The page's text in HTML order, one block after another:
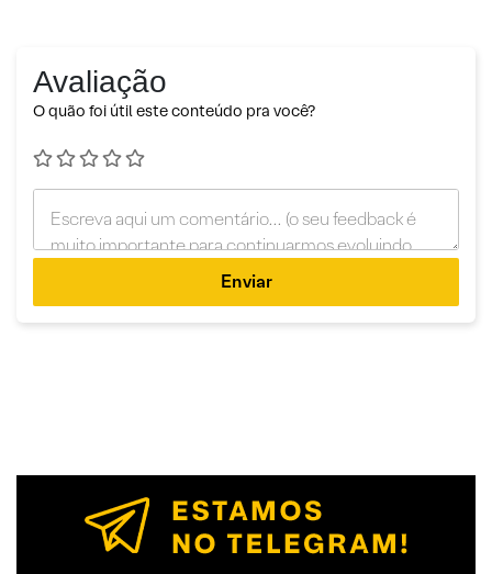
Avaliação
O quão foi útil este conteúdo pra você?
Enviar